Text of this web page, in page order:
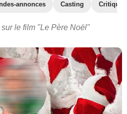
annonces Casting
le film "Le Père Noël"